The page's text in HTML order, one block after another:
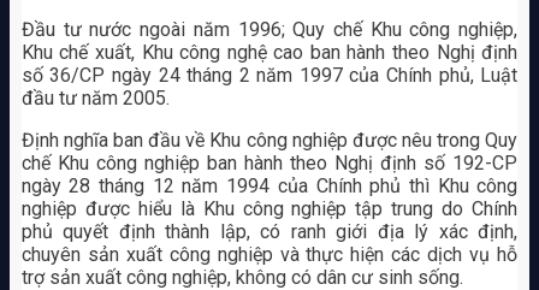
Đầu tư nước ngoài năm 1996; Quy chế Khu công nghiệp,
Khu chế xuất, Khu công nghệ cao ban hành theo Nghị định
số 36/CP ngày 24 tháng 2 năm 1997 của Chính phủ, Luật
đầu tư năm 2005.
Định nghĩa ban đầu về Khu công nghiệp được nêu trong Quy
chế Khu công nghiệp ban hành theo Nghị định số 192-CP
ngày 28 tháng 12 năm 1994 của Chính phủ thì Khu công
nghiệp được hiểu là Khu công nghiệp tập trung do Chính
phủ quyết định thành lập, có ranh giới địa lý xác định,
chuyên sản xuất công nghiệp và thực hiện các dịch vụ hỗ
trợ sản xuất công nghiệp, không có dân cư sinh sống.